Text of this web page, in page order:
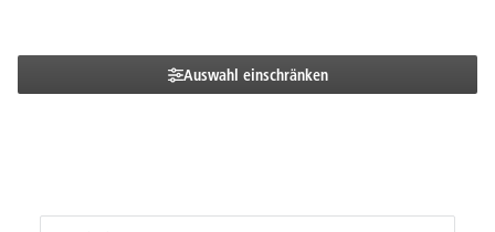
Auswahl einschränken